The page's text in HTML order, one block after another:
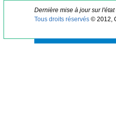
Dernière mise à jour sur
Tous droits réservés © 2012,